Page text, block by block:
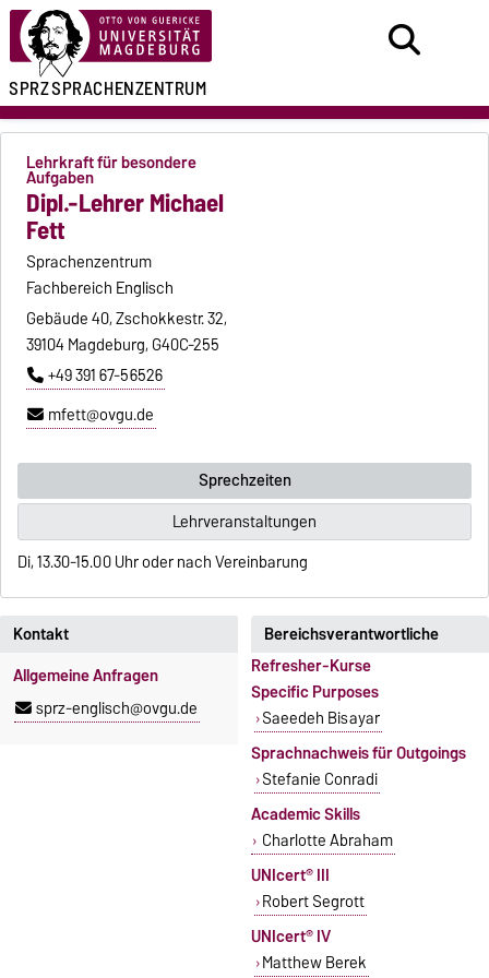
SPRZSPRACHENZENTRUM
Lehrkraft für besondere
Aufgaben
Dipl.-Lehrer Michael
Fett
Sprachenzentrum
Fachbereich Englisch
Gebäude 40, Zschokkestr. 32,
39104 Magdeburg, G40C-255
+49 391 67-56526
mfett@ovgu.de
Sprechzeiten
Lehrveranstaltungen
Di, 13.30-15.00 Uhr oder nach Vereinbarung
Kontakt
Allgemeine Anfragen
sprz-englisch@ovgu.de
Bereichsverantwortliche
Refresher-Kurse
Specific Purposes
Saeedeh Bisayar
Sprachnachweis für Outgoings
Stefanie Conradi
Academic Skills
Charlotte Abraham
UNIcert® III
Robert Segrott
UNIcert® IV
Matthew Berek